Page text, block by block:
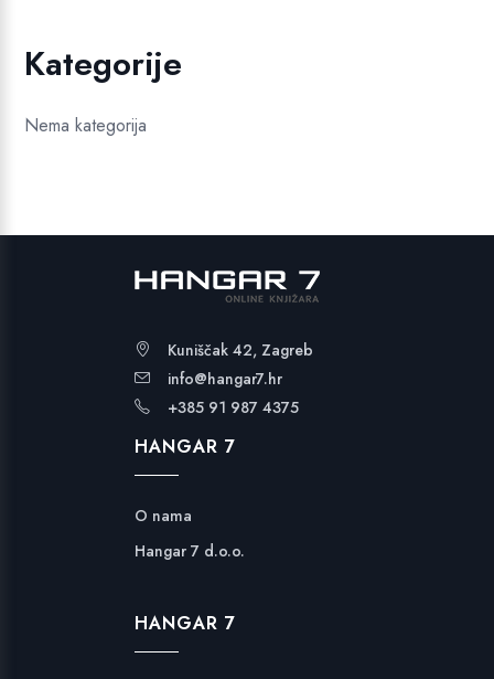
Kategorije
Nema kategorija
Kuniščak 42, Zagreb
info@hangar7.hr
+385 91 987 4375
HANGAR 7
O nama
Hangar 7 d.o.o.
HANGAR 7